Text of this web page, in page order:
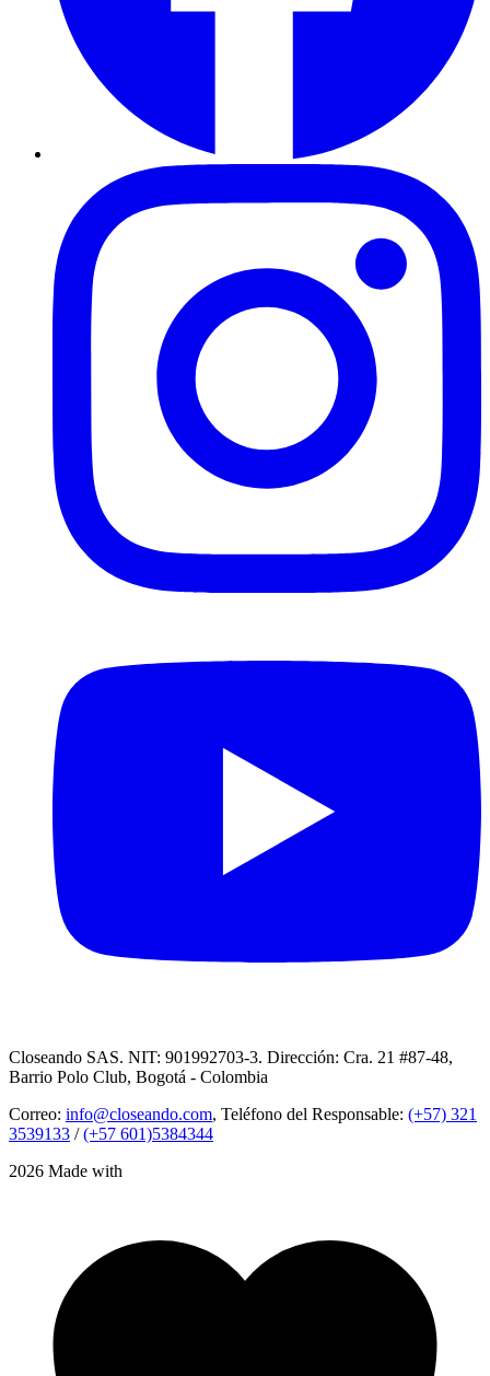
Closeando SAS. NIT: 901992703-3. Dirección: Cra. 21 #87-48,
Barrio Polo Club, Bogotá - Colombia
Correo: info@closeando.com, Teléfono del Responsable: (+57) 321
3539133 /(+57 601)5384344
2026 Made with